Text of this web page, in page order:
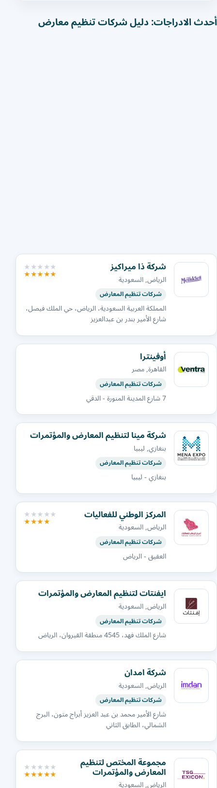
أحدث الادراجات: دليل شركات تنظيم معارض
شركة ذا ميراكيز
الرياض, السعودية
شركات تنظيم المعارض
المملكة العربية السعودية، الرياض، حي الملك فيصل،
شارع الأمير بندر بن عبدالعزيز
أوفينترا
القاهرة, مصر
شركات تنظيم المعارض
7 شارع المدينة المنورة - الدقي
شركة مينا لتنظيم المعارض والمؤتمرات
بنغازي, ليبيا
شركات تنظيم المعارض
بنغازي - ليبيا
المركز الوطني للفعاليات
الرياض, السعودية
شركات تنظيم المعارض
العقيق - الرياض
ايفنتات لتنظيم المعارض والمؤتمرات
الرياض, السعودية
شركات تنظيم المعارض
شارع الملك فهد، 4545 منطقة القيروان، الرياض
شركة امدان
الرياض, السعودية
شركات تنظيم المعارض
شارع الأمير محمد بن عبد العزيز أبراج متون، البرج
الشمالي، الطابق الثاني
مجموعة المختص لتنظيم
المعارض والمؤتمرات
الرياض, السعودية